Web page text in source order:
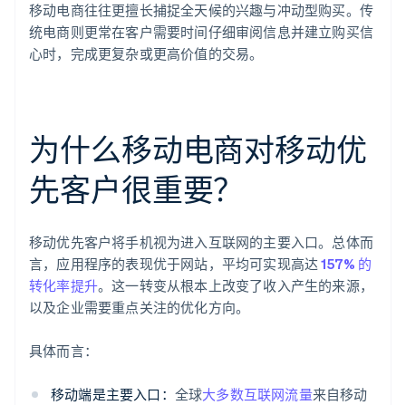
移动电商往往更擅长捕捉全天候的兴趣与冲动型购买。传
统电商则更常在客户需要时间仔细审阅信息并建立购买信
心时，完成更复杂或更高价值的交易。
为什么移动电商对移动优
先客户很重要？
移动优先客户将手机视为进入互联网的主要入口。总体而
言，应用程序的表现优于网站，平均可实现高达157% 的
转化率提升。这一转变从根本上改变了收入产生的来源，
以及企业需要重点关注的优化方向。
具体而言：
移动端是主要入口： 全球大多数互联网流量来自移动